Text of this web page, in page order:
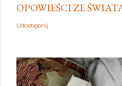
OPOWIEŚCI ZE
Udostępnij